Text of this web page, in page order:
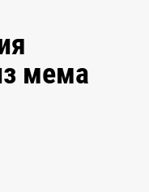
мема